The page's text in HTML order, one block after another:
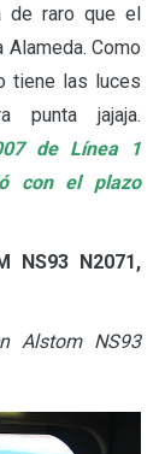
de raro que el
Como
tiene las luces
punta jajaja.
de Línea 1
con el plazo
NS93 N2071,
Alstom NS93